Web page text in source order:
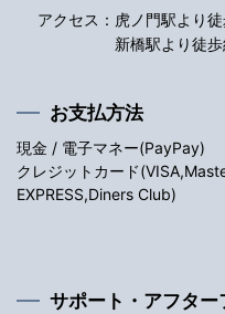
アクセス： 虎ノ門駅より
新橋駅より徒
お支払方法
現金 / 電子マネー(PayPay)
クレジットカード
EXPRESS,Diners Club)
サポート・アフター